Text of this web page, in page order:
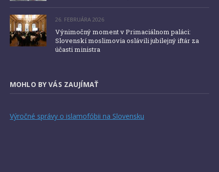
26. FEBRUÁRA 2026
Výnimočný moment v Primaciálnom paláci:
Slovenskí moslimovia oslávili jubilejný iftár za
účasti ministra
MOHLO BY VÁS ZAUJÍMAŤ
Výročné správy o islamofóbii na Slovensku